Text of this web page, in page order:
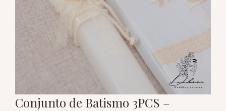
Conjunto de Batismo 3PCS –